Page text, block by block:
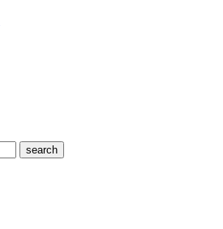
search